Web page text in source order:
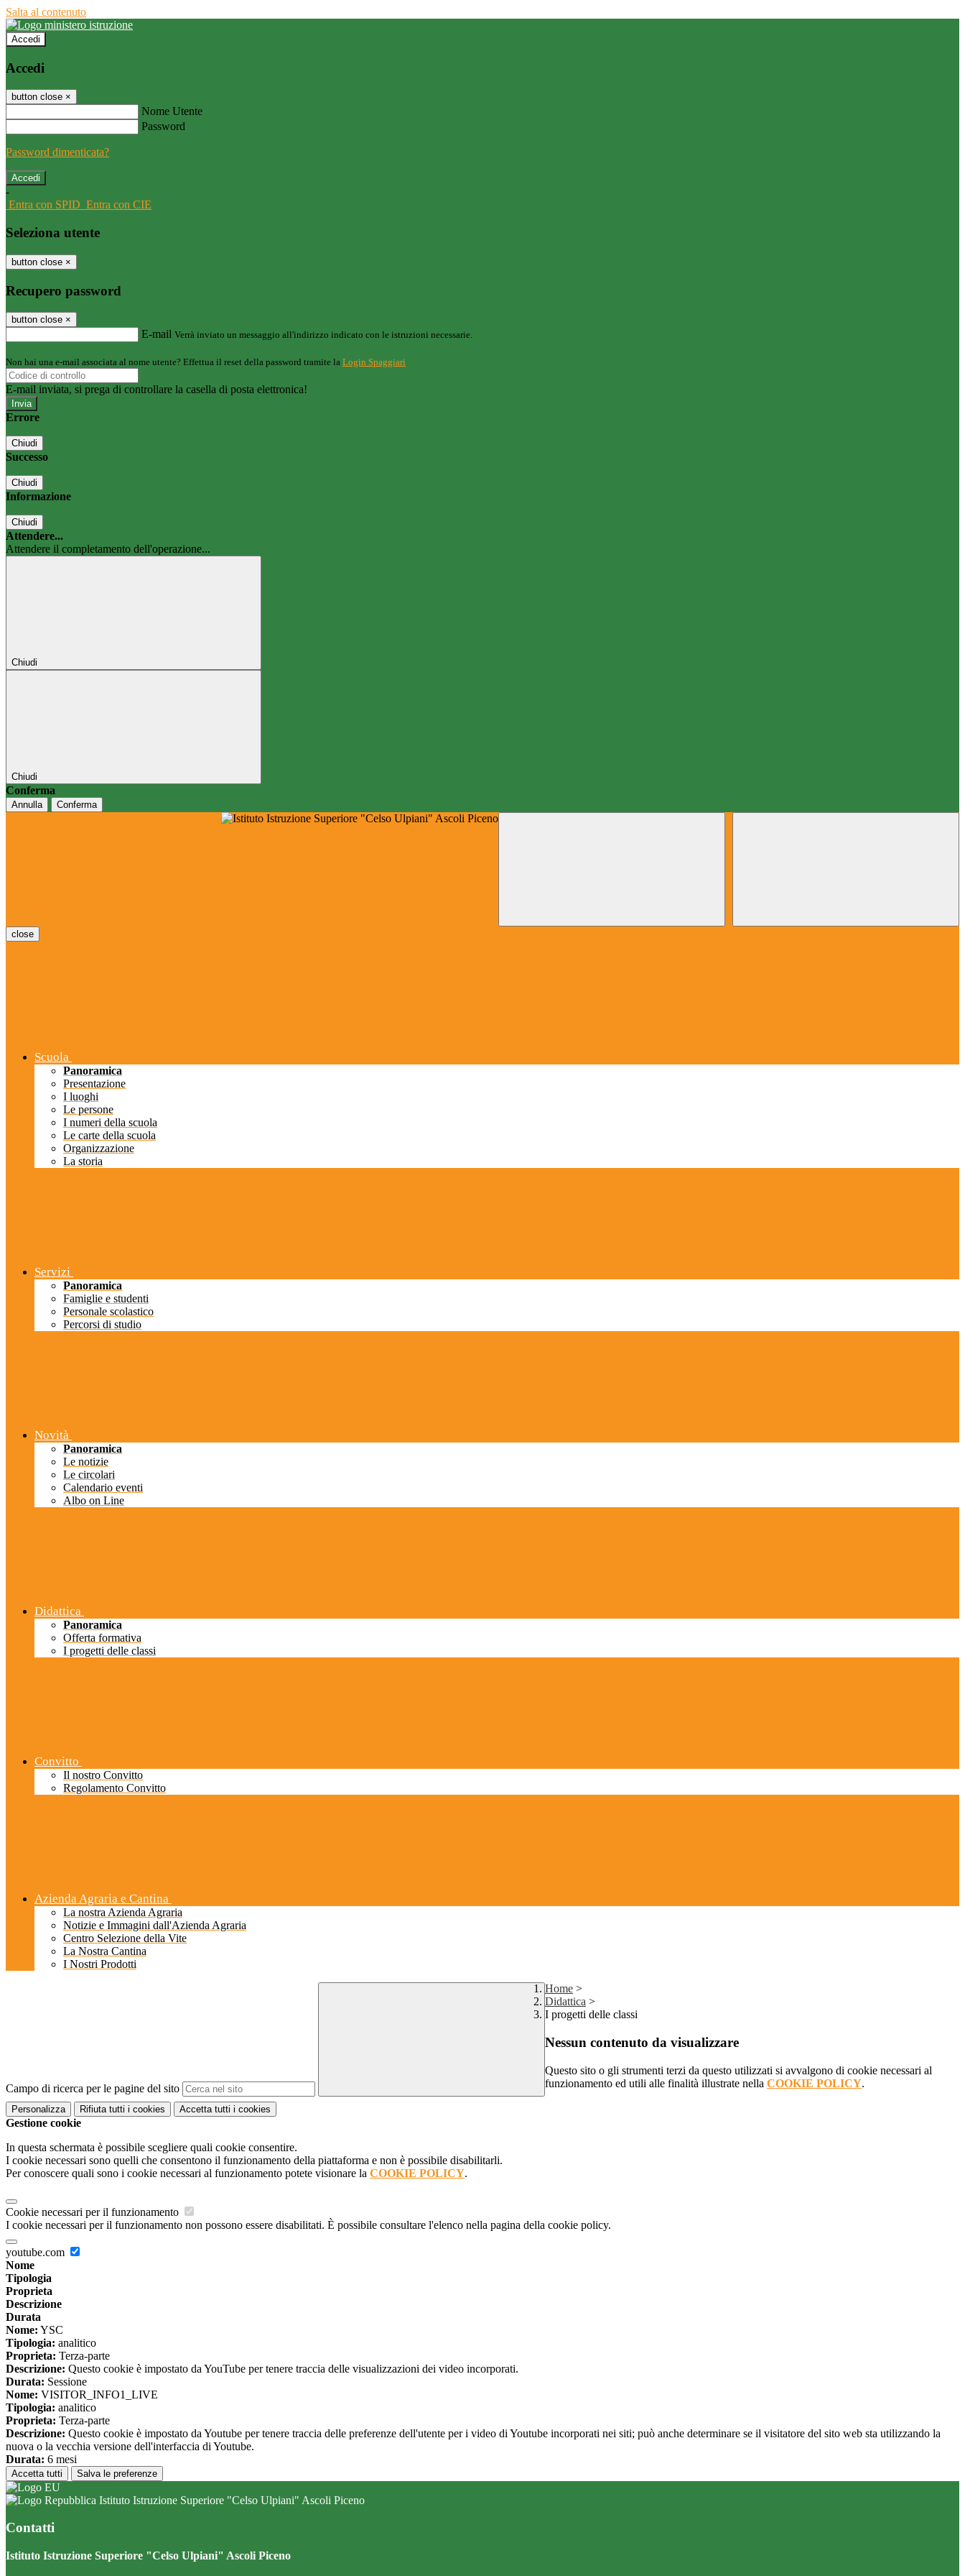
Salta al contenuto
Accedi
Accedi
button close ×
Nome Utente
Password
Password dimenticata?
-
Entra con SPID Entra con CIE
Seleziona utente
button close ×
Recupero password
button close ×
E-mail Verrà inviato un messaggio all'indirizzo indicato con le istruzioni necessarie.
Non hai una e-mail associata al nome utente? Effettua il reset della password tramite la Login Spaggiari
E-mail inviata, si prega di controllare la casella di posta elettronica!
Errore
Chiudi
Successo
Chiudi
Informazione
Chiudi
Attendere...
Attendere il completamento dell'operazione...
Chiudi
Chiudi
Conferma
Annulla Conferma
close
Scuola
Panoramica
Presentazione
I luoghi
Le persone
I numeri della scuola
Le carte della scuola
Organizzazione
La storia
Servizi
Panoramica
Famiglie e studenti
Personale scolastico
Percorsi di studio
Novità
Panoramica
Le notizie
Le circolari
Calendario eventi
Albo on Line
Didattica
Panoramica
Offerta formativa
I progetti delle classi
Convitto
Il nostro Convitto
Regolamento Convitto
Azienda Agraria e Cantina
La nostra Azienda Agraria
Notizie e Immagini dall'Azienda Agraria
Centro Selezione della Vite
La Nostra Cantina
I Nostri Prodotti
Campo di ricerca per le pagine del sito
Home >
Didattica >
I progetti delle classi
Nessun contenuto da visualizzare
Questo sito o gli strumenti terzi da questo utilizzati si avvalgono di cookie necessari al
funzionamento ed utili alle finalità illustrate nella COOKIE POLICY.
Personalizza Rifiuta tutti i cookies Accetta tutti i cookies
Gestione cookie
In questa schermata è possibile scegliere quali cookie consentire.
I cookie necessari sono quelli che consentono il funzionamento della piattaforma e non è possibile disabilitarli.
Per conoscere quali sono i cookie necessari al funzionamento potete visionare la COOKIE POLICY.
Cookie necessari per il funzionamento
I cookie necessari per il funzionamento non possono essere disabilitati. È possibile consultare l'elenco nella pagina della cookie policy.
youtube.com
Nome
Tipologia
Proprieta
Descrizione
Durata
Nome: YSC
Tipologia: analitico
Proprieta: Terza-parte
Descrizione: Questo cookie è impostato da YouTube per tenere traccia delle visualizzazioni dei video incorporati.
Durata: Sessione
Nome: VISITOR_INFO1_LIVE
Tipologia: analitico
Proprieta: Terza-parte
Descrizione: Questo cookie è impostato da Youtube per tenere traccia delle preferenze dell'utente per i video di Youtube incorporati nei siti; può anche determinare se il visitatore del sito web sta utilizzando la
nuova o la vecchia versione dell'interfaccia di Youtube.
Durata: 6 mesi
Accetta tutti Salva le preferenze
Istituto Istruzione Superiore "Celso Ulpiani" Ascoli Piceno
Contatti
Istituto Istruzione Superiore "Celso Ulpiani" Ascoli Piceno